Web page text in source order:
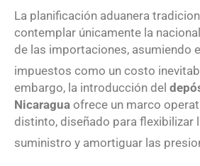
La planificación aduanera
contemplar únicamente la
de las importaciones, asumiendo
impuestos como un costo
embargo, la introducción del
Nicaragua ofrece un marco
distinto, diseñado para flexibilizar
suministro y amortiguar las